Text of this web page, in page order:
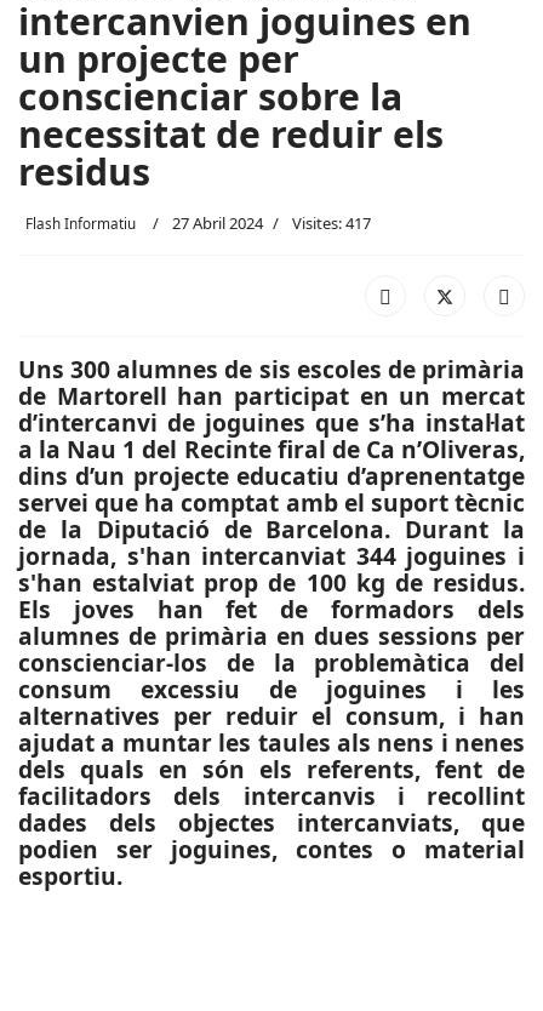
intercanvien joguines en
un projecte per
conscienciar sobre la
necessitat de reduir els
residus
Flash Informatiu 27 Abril 2024 Visites: 417
Uns 300 alumnes de sis escoles de primària
de Martorell han participat en un mercat
d’intercanvi de joguines que s’ha instal·lat
a la Nau 1 del Recinte firal de Ca n’Oliveras,
dins d’un projecte educatiu d’aprenentatge
servei que ha comptat amb el suport tècnic
de la Diputació de Barcelona. Durant la
jornada, s'han intercanviat 344 joguines i
s'han estalviat prop de 100 kg de residus.
Els joves han fet de formadors dels
alumnes de primària en dues sessions per
conscienciar-los de la problemàtica del
consum excessiu de joguines i les
alternatives per reduir el consum, i han
ajudat a muntar les taules als nens i nenes
dels quals en són els referents, fent de
facilitadors dels intercanvis i recollint
dades dels objectes intercanviats, que
podien ser joguines, contes o material
esportiu.